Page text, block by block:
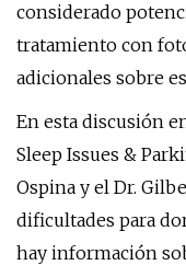
considerado
tratamiento con
adicionales sobre
En esta discusión
Sleep Issues &
Ospina y el Dr.
dificultades para
hay información